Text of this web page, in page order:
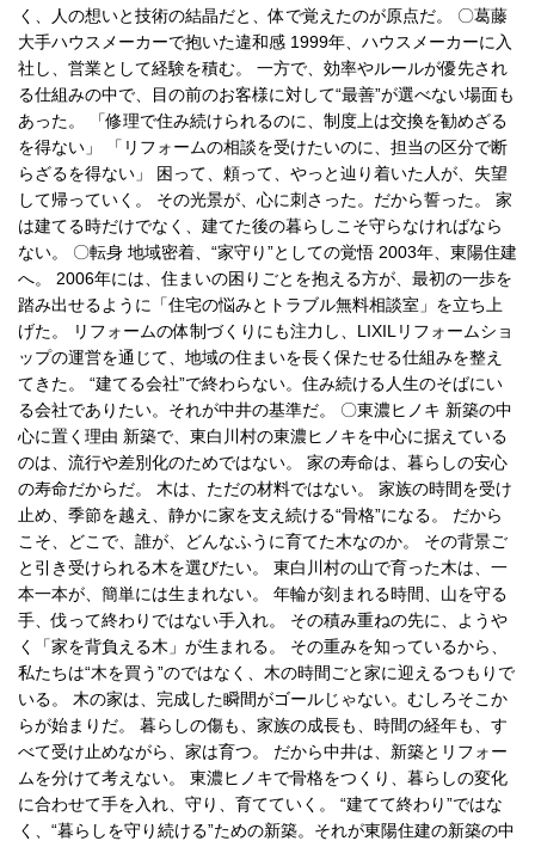
く、人の想いと技術の結晶だと、体で覚えたのが原点だ。 〇葛藤
大手ハウスメーカーで抱いた違和感 1999年、ハウスメーカーに入
社し、営業として経験を積む。 一方で、効率やルールが優先され
る仕組みの中で、目の前のお客様に対して“最善”が選べない場面も
あった。 「修理で住み続けられるのに、制度上は交換を勧めざる
を得ない」 「リフォームの相談を受けたいのに、担当の区分で断
らざるを得ない」 困って、頼って、やっと辿り着いた人が、失望
して帰っていく。 その光景が、心に刺さった。だから誓った。 家
は建てる時だけでなく、建てた後の暮らしこそ守らなければなら
ない。 〇転身 地域密着、“家守り”としての覚悟 2003年、東陽住建
へ。 2006年には、住まいの困りごとを抱える方が、最初の一歩を
踏み出せるように「住宅の悩みとトラブル無料相談室」を立ち上
げた。 リフォームの体制づくりにも注力し、LIXILリフォームショ
ップの運営を通じて、地域の住まいを長く保たせる仕組みを整え
てきた。 “建てる会社”で終わらない。住み続ける人生のそばにい
る会社でありたい。それが中井の基準だ。 〇東濃ヒノキ 新築の中
心に置く理由 新築で、東白川村の東濃ヒノキを中心に据えている
のは、流行や差別化のためではない。 家の寿命は、暮らしの安心
の寿命だからだ。 木は、ただの材料ではない。 家族の時間を受け
止め、季節を越え、静かに家を支え続ける“骨格”になる。 だから
こそ、どこで、誰が、どんなふうに育てた木なのか。 その背景ご
と引き受けられる木を選びたい。 東白川村の山で育った木は、一
本一本が、簡単には生まれない。 年輪が刻まれる時間、山を守る
手、伐って終わりではない手入れ。 その積み重ねの先に、ようや
く「家を背負える木」が生まれる。 その重みを知っているから、
私たちは“木を買う”のではなく、木の時間ごと家に迎えるつもりで
いる。 木の家は、完成した瞬間がゴールじゃない。むしろそこか
らが始まりだ。 暮らしの傷も、家族の成長も、時間の経年も、す
べて受け止めながら、家は育つ。 だから中井は、新築とリフォー
ムを分けて考えない。 東濃ヒノキで骨格をつくり、暮らしの変化
に合わせて手を入れ、守り、育てていく。 “建てて終わり”ではな
く、“暮らしを守り続ける”ための新築。それが東陽住建の新築の中